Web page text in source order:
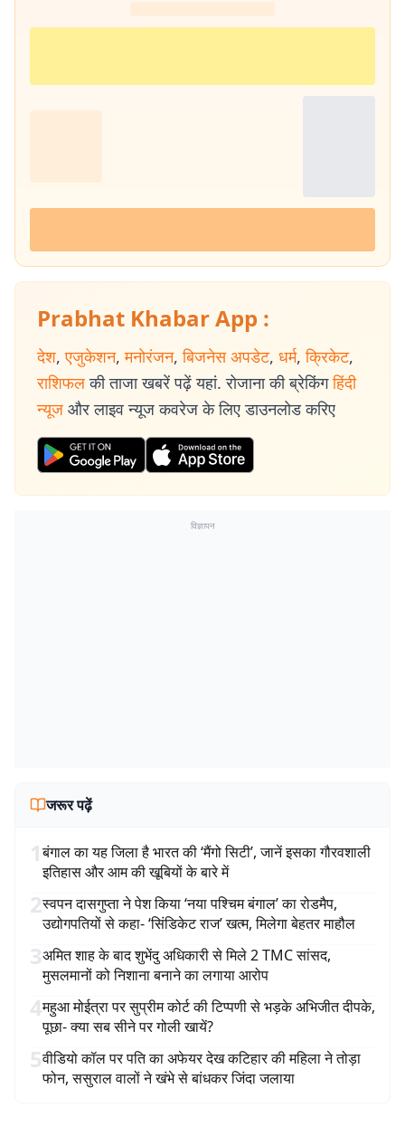
Prabhat Khabar App :
देश, एजुकेशन, मनोरंजन, बिजनेस अपडेट, धर्म, क्रिकेट,
राशिफल की ताजा खबरें पढ़ें यहां. रोजाना की ब्रेकिंग हिंदी
न्यूज और लाइव न्यूज कवरेज के लिए डाउनलोड करिए
विज्ञापन
जरूर पढ़ें
1बंगाल का यह जिला है भारत की ‘मैंगो सिटी’, जानें इसका गौरवशाली
इतिहास और आम की खूबियों के बारे में
2स्वपन दासगुप्ता ने पेश किया ‘नया पश्चिम बंगाल’ का रोडमैप,
उद्योगपतियों से कहा- ‘सिंडिकेट राज’ खत्म, मिलेगा बेहतर माहौल
3अमित शाह के बाद शुभेंदु अधिकारी से मिले 2 TMC सांसद,
मुसलमानों को निशाना बनाने का लगाया आरोप
4महुआ मोईत्रा पर सुप्रीम कोर्ट की टिप्पणी से भड़के अभिजीत दीपके,
पूछा- क्या सब सीने पर गोली खायें?
5वीडियो कॉल पर पति का अफेयर देख कटिहार की महिला ने तोड़ा
फोन, ससुराल वालों ने खंभे से बांधकर जिंदा जलाया